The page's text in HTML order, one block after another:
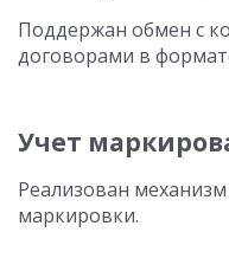
Поддержан обмен с
договорами в
Учет
Реализован
маркировки.